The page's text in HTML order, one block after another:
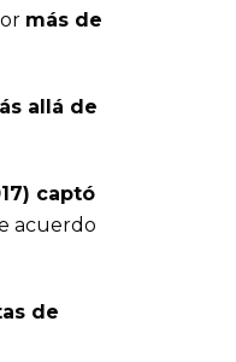
más de
allá de
captó
acuerdo
de